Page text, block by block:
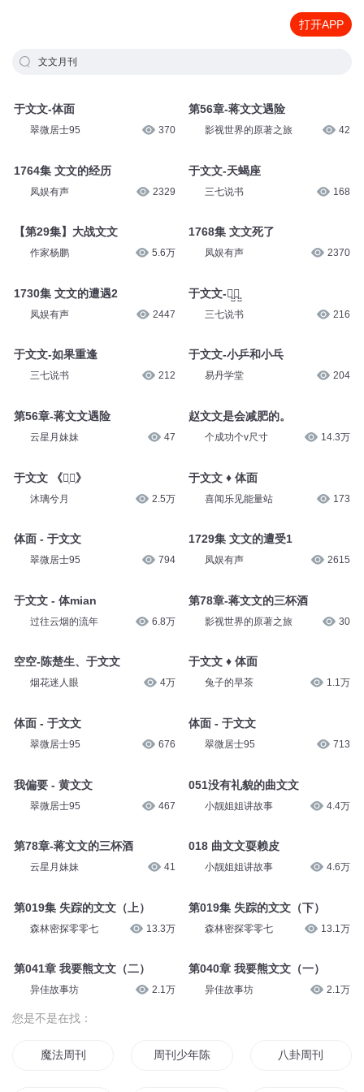
打开APP
文文月刊
于文文-体面
翠微居士95 370
1764集 文文的经历
凤娱有声 2329
【第29集】大战文文
作家杨鹏 5.6万
1730集 文文的遭遇2
凤娱有声 2447
于文文-如果重逢
三七说书 212
第56章-蒋文文遇险
云星月妹妹 47
于文文 《体᷂面᷂》
沐璃兮月 2.5万
体面 - 于文文
翠微居士95 794
于文文 - 体mian
过往云烟的流年 6.8万
空空-陈楚生、于文文
烟花迷人眼 4万
体面 - 于文文
翠微居士95 676
我偏要 - 黄文文
翠微居士95 467
第78章-蒋文文的三杯酒
云星月妹妹 41
第019集 失踪的文文（上）
森林密探零零七 13.3万
第041章 我要熊文文（二）
异佳故事坊 2.1万
第56章-蒋文文遇险
影视世界的原著之旅 42
于文文-天蝎座
三七说书 168
1768集 文文死了
凤娱有声 2370
于文文-体̤̮面̤̮
三七说书 216
于文文-小乒和小乓
易丹学堂 204
赵文文是会减肥的。
个成功个v尺寸 14.3万
于文文 ♦ 体面
喜闻乐见能量站 173
1729集 文文的遭受1
凤娱有声 2615
第78章-蒋文文的三杯酒
影视世界的原著之旅 30
于文文 ♦ 体面
兔子的早茶 1.1万
体面 - 于文文
翠微居士95 713
051没有礼貌的曲文文
小靓姐姐讲故事 4.4万
018 曲文文耍赖皮
小靓姐姐讲故事 4.6万
第019集 失踪的文文（下）
森林密探零零七 13.1万
第040章 我要熊文文（一）
异佳故事坊 2.1万
您是不是在找：
魔法周刊 周刊少年陈幡君 八卦周刊